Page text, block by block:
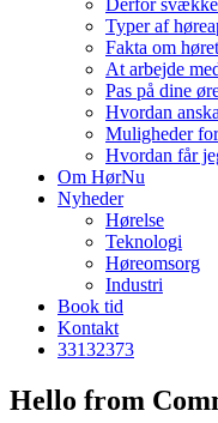
Derfor
Typer af
Fakta om
At arbejde
Pas på dine
Hvordan
Muligheder
Hvordan får
Om HørNu
Nyheder
Hørelse
Teknologi
Høreomsorg
Industri
Book tid
Kontakt
33132373
Hello from